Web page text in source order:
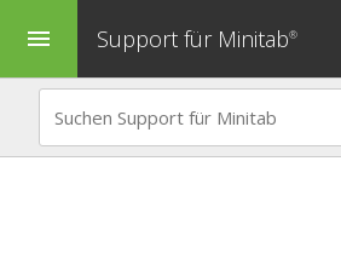
menu Support für Minitab®